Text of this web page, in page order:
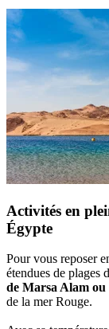
Activités en
Égypte
Pour vous reposer
étendues de plages
de Marsa Alam
de la mer Rouge.